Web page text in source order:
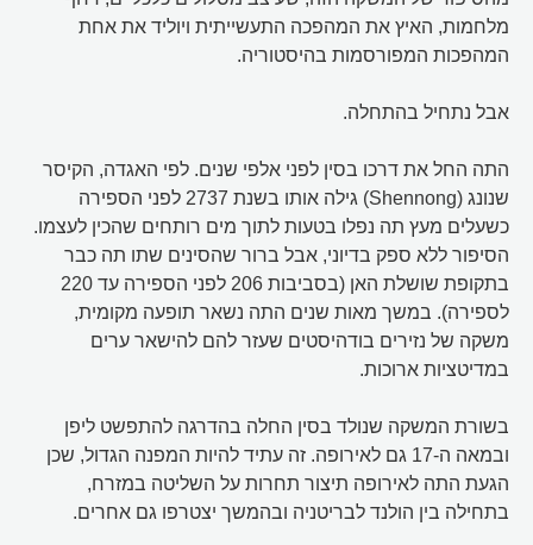
מלחמות, האיץ את המהפכה התעשייתית ויוליד את אחת
המהפכות המפורסמות בהיסטוריה.
אבל נתחיל בהתחלה.
התה החל את דרכו בסין לפני אלפי שנים. לפי האגדה, הקיסר
שנונג (Shennong) גילה אותו בשנת 2737 לפני הספירה
כשעלים מעץ תה נפלו בטעות לתוך מים רותחים שהכין לעצמו.
הסיפור ללא ספק בדיוני, אבל ברור שהסינים שתו תה כבר
בתקופת שושלת האן (בסביבות 206 לפני הספירה עד 220
לספירה). במשך מאות שנים התה נשאר תופעה מקומית,
משקה של נזירים בודהיסטים שעזר להם להישאר ערים
במדיטציות ארוכות.
בשורת המשקה שנולד בסין החלה בהדרגה להתפשט ליפן
ובמאה ה-17 גם לאירופה. זה עתיד להיות המפנה הגדול, שכן
הגעת התה לאירופה תיצור תחרות על השליטה במזרח,
בתחילה בין הולנד לבריטניה ובהמשך יצטרפו גם אחרים.